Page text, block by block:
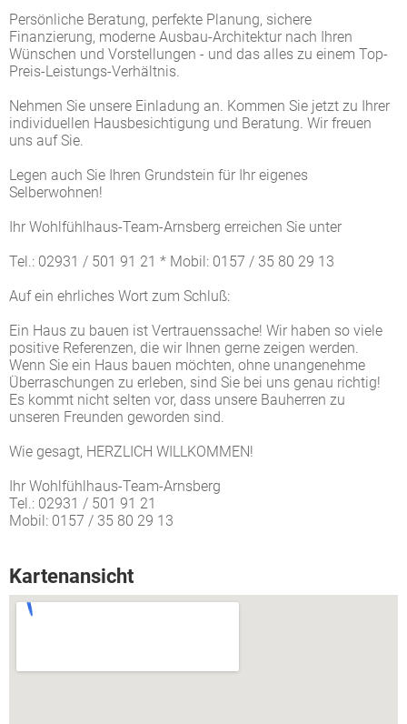
Persönliche Beratung, perfekte Planung, sichere
Finanzierung, moderne Ausbau-Architektur nach Ihren
Wünschen und Vorstellungen - und das alles zu einem Top-
Preis-Leistungs-Verhältnis.
Nehmen Sie unsere Einladung an. Kommen Sie jetzt zu Ihrer
individuellen Hausbesichtigung und Beratung. Wir freuen
uns auf Sie.
Legen auch Sie Ihren Grundstein für Ihr eigenes
Selberwohnen!
Ihr Wohlfühlhaus-Team-Arnsberg erreichen Sie unter
Tel.: 02931 / 501 91 21 * Mobil: 0157 / 35 80 29 13
Auf ein ehrliches Wort zum Schluß:
Ein Haus zu bauen ist Vertrauenssache! Wir haben so viele
positive Referenzen, die wir Ihnen gerne zeigen werden.
Wenn Sie ein Haus bauen möchten, ohne unangenehme
Überraschungen zu erleben, sind Sie bei uns genau richtig!
Es kommt nicht selten vor, dass unsere Bauherren zu
unseren Freunden geworden sind.
Wie gesagt, HERZLICH WILLKOMMEN!
Ihr Wohlfühlhaus-Team-Arnsberg
Tel.: 02931 / 501 91 21
Mobil: 0157 / 35 80 29 13
Kartenansicht